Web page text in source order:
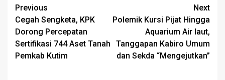
Post
navigation
Previous
Cegah Sengketa, KPK
Dorong Percepatan
Sertifikasi 744 Aset Tanah
Pemkab Kutim
Next
Polemik Kursi Pijat Hingga
Aquarium Air laut,
Tanggapan Kabiro Umum
dan Sekda “Mengejutkan”